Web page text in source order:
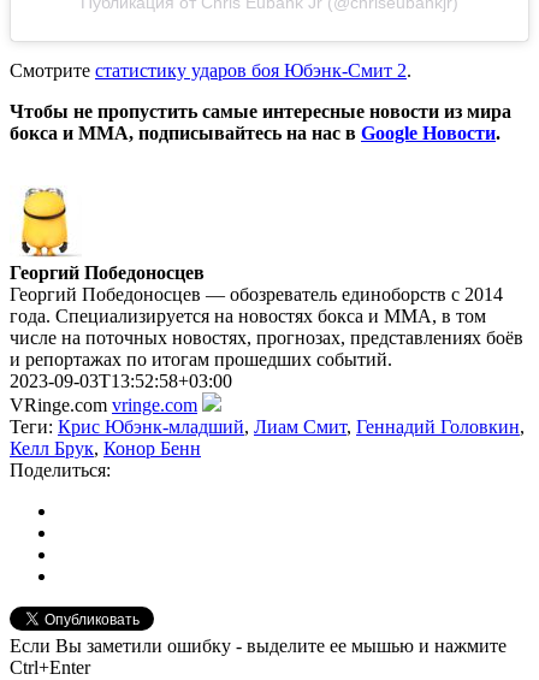
Смотрите статистику ударов боя Юбэнк-Смит 2.
Чтобы не пропустить самые интересные новости из мира
бокса и ММА, подписывайтесь на нас в Google Новости.
Георгий Победоносцев
Георгий Победоносцев — обозреватель единоборств с 2014
года. Специализируется на новостях бокса и ММА, в том
числе на поточных новостях, прогнозах, представлениях боёв
и репортажах по итогам прошедших событий.
2023-09-03T13:52:58+03:00
VRinge.com vringe.com
Теги: Крис Юбэнк-младший, Лиам Смит, Геннадий Головкин,
Келл Брук, Конор Бенн
Поделиться:
Если Вы заметили ошибку - выделите ее мышью и нажмите
Ctrl+Enter